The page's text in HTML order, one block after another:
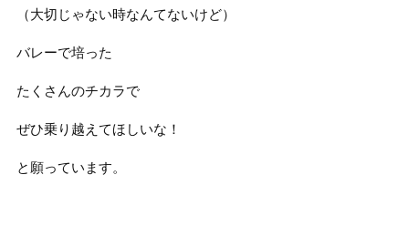
（大切じゃない時なんてないけど）
バレーで培った
たくさんのチカラで
ぜひ乗り越えてほしいな！
と願っています。